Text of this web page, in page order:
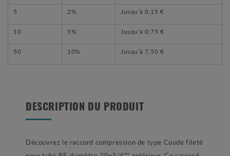
5 2% Jusqu'à 0,15 €
10 5% Jusqu'à 0,75 €
50 10% Jusqu'à 7,50 €
DESCRIPTION DU PRODUIT
Découvrez le raccord compression de type Coude fileté